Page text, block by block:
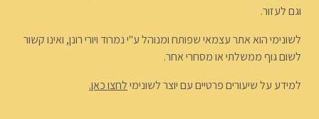
וגם לעזור.
לשונימי הוא אתר עצמאי שפותח ומנוהל ע"י נמרוד ויורי רונן, ואינו קשור
לשום גוף ממשלתי או מסחרי אחר.
למידע על שיעורים פרטיים עם יוצר לשונימילחצו כאן.